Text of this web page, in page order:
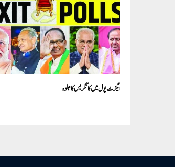
ایگزٹ پول میں کانگریس کا جلوہ